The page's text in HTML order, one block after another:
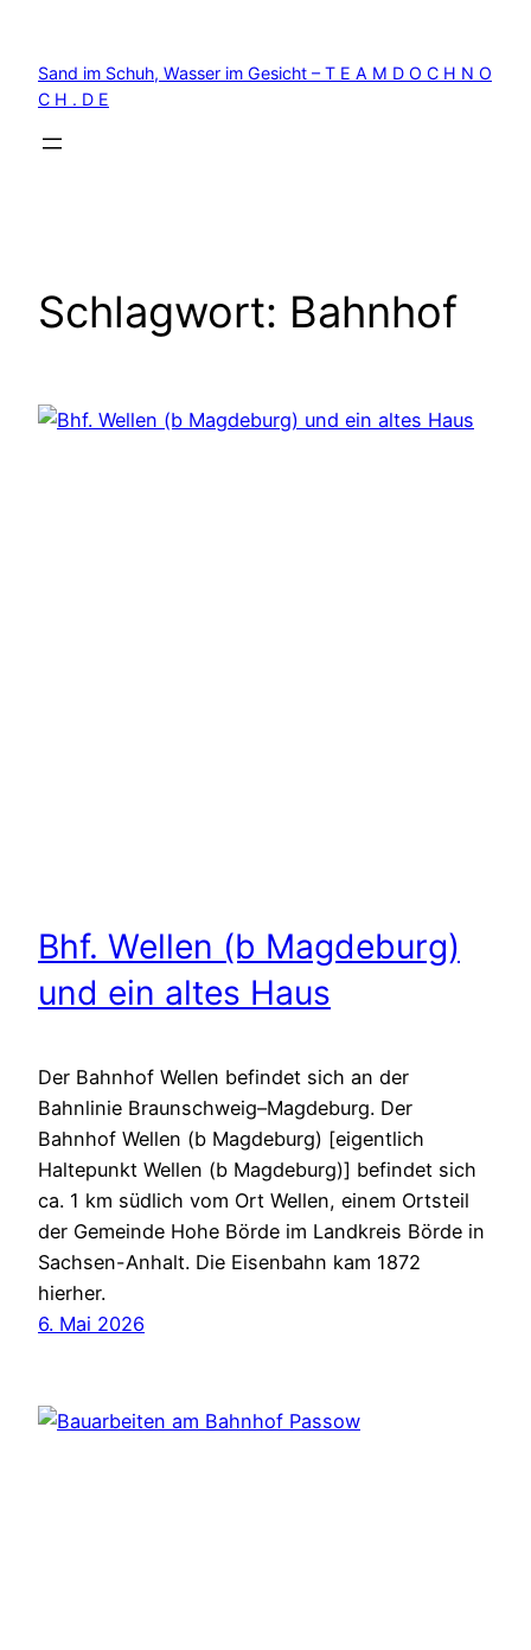
springen
Sand im Schuh, Wasser im Gesicht – T E A M D O C H N O
C H . D E
Schlagwort: Bahnhof
Bhf. Wellen (b Magdeburg)
und ein altes Haus
Der Bahnhof Wellen befindet sich an der
Bahnlinie Braunschweig–Magdeburg. Der
Bahnhof Wellen (b Magdeburg) [eigentlich
Haltepunkt Wellen (b Magdeburg)] befindet sich
ca. 1 km südlich vom Ort Wellen, einem Ortsteil
der Gemeinde Hohe Börde im Landkreis Börde in
Sachsen-Anhalt. Die Eisenbahn kam 1872
hierher.
6. Mai 2026